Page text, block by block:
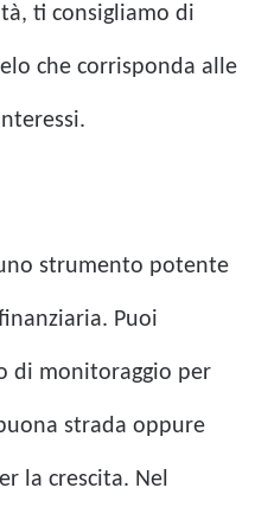
ti consigliamo di
che corrisponda alle
strumento potente
Puoi
di monitoraggio per
strada oppure
la crescita. Nel